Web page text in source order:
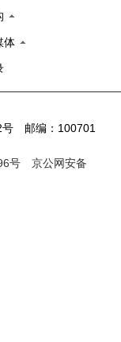
体
号 邮编：100701
号
京公网安备